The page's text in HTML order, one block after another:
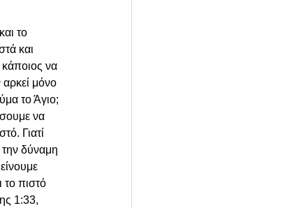
το
και
κάποιος να
μόνο
το Άγιο;
να
Γιατί
δύναμη
πιστό
1:33,